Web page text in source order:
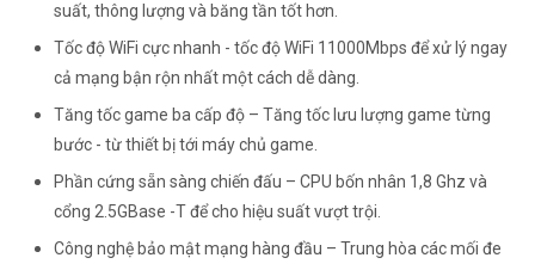
suất, thông lượng và băng tần tốt hơn.
Tốc độ WiFi cực nhanh - tốc độ WiFi 11000Mbps để xử lý ngay
cả mạng bận rộn nhất một cách dễ dàng.
Tăng tốc game ba cấp độ – Tăng tốc lưu lượng game từng
bước - từ thiết bị tới máy chủ game.
Phần cứng sẵn sàng chiến đấu – CPU bốn nhân 1,8 Ghz và
cổng 2.5GBase -T để cho hiệu suất vượt trội.
Công nghệ bảo mật mạng hàng đầu – Trung hòa các mối đe